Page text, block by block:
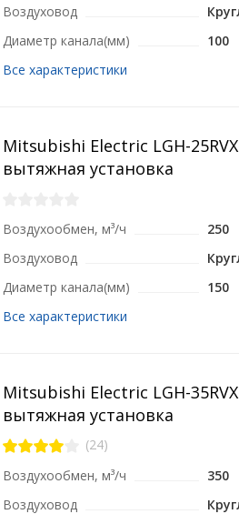
Воздуховод
Диаметр канала(мм)
100
Все характеристики
Mitsubishi Electric LGH-
вытяжная установка
Воздухообмен, м³/ч
250
Воздуховод
Диаметр канала(мм)
150
Все характеристики
Mitsubishi Electric LGH-
вытяжная установка
(24)
Воздухообмен, м³/ч
350
Воздуховод